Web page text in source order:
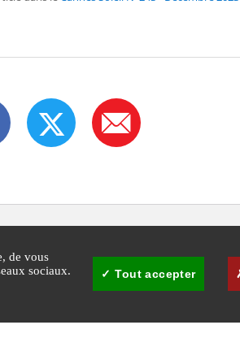
de vous
sociaux.
Tout accepter